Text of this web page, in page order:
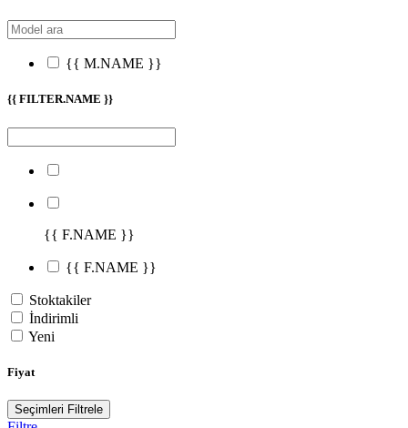
{{ M.NAME }}
{{ FILTER.NAME }}
{{ F.NAME }}
{{ F.NAME }}
Stoktakiler
İndirimli
Yeni
Fiyat
Seçimleri Filtrele